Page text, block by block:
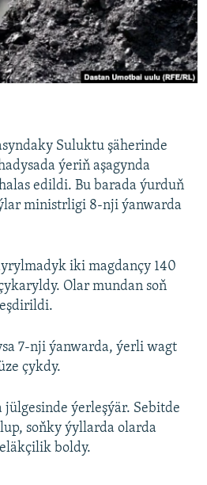
Suluktu şäherinde
ýeriň aşagynda
edildi. Bu barada ýurduň
ministrligi 8-nji ýanwarda
iki magdançy 140
Olar mundan soň
7-nji ýanwarda, ýerli wagt
çykdy.
jülgesinde ýerleşýär. Sebitde
soňky ýyllarda olarda
boldy.